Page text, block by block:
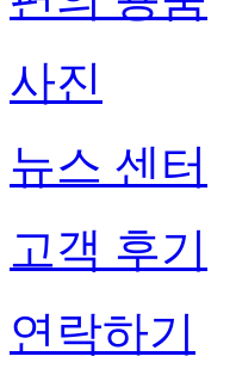
사진
뉴스 센터
고객 후기
연락하기